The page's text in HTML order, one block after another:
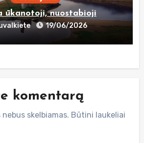
ūkanotoji, nuostabioji
19/06/2026
komentarą
skelbiamas. Būtini laukeliai